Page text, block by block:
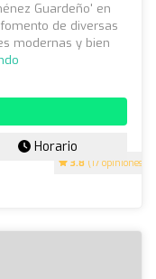
3.8 (17 opiniones)
Guardeño' en
de diversas
modernas y bien
Horario